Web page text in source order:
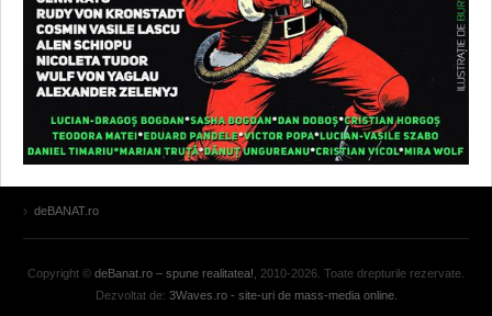
deBANAT.ro
Copyright © deBanat.ro – spune realitatea! , 2010-2026. Toate drepturile rezervate.
Dezvoltat de: 3Waves.ro - site-uri de mass-media online.